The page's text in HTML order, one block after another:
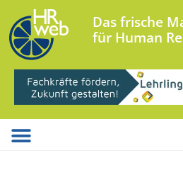
Das frische
für Human